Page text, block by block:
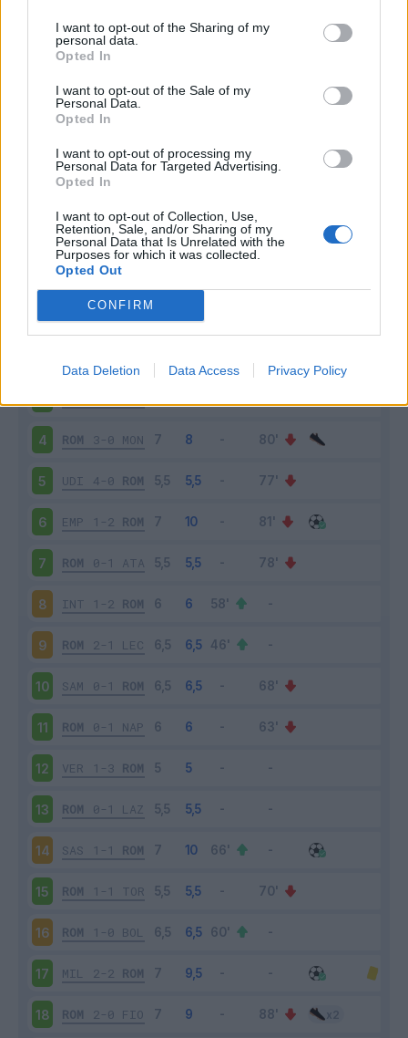
I want to opt-out of the Sharing of my
personal data.
Opted In
I want to opt-out of the Sale of my
Personal Data.
Opted In
I want to opt-out of processing my
Personal Data for Targeted Advertising.
Opted In
I want to opt-out of Collection, Use,
Retention, Sale, and/or Sharing of my
Personal Data that Is Unrelated with the
Purposes for which it was collected.
Opted Out
CONFIRM
Data Deletion Data Access Privacy Policy
Infortunato 0 - 0%
Scarica riepilogo
stagionale
Scarica
Giornata VotoFV EntratoUscito Bonus/Malus
4 ROM 3-0 MON
5 UDI 4-0 ROM
6 EMP 1-2 ROM
7 ROM 0-1 ATA
8 INT 1-2 ROM
9 ROM 2-1 LEC
10 SAM 0-1 ROM
11 ROM 0-1 NAP
12 VER 1-3 ROM
13 ROM 0-1 LAZ
14 SAS 1-1 ROM
15 ROM 1-1 TOR
16 ROM 1-0 BOL
17 MIL 2-2 ROM
18 ROM 2-0 FIO